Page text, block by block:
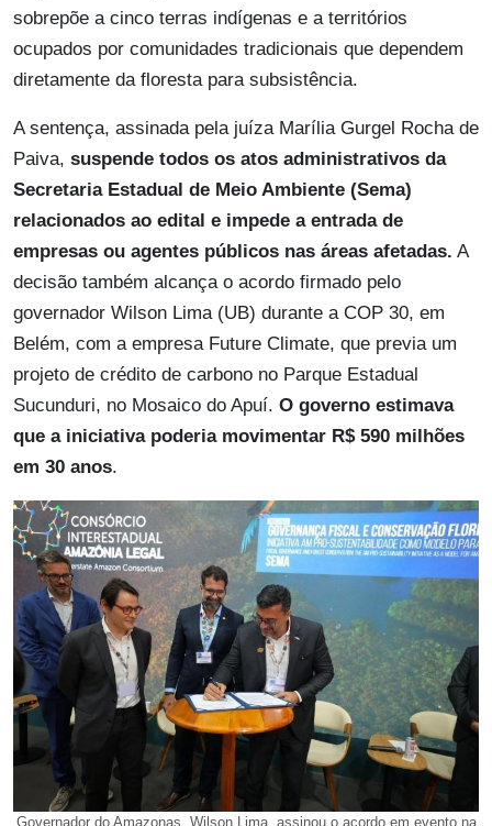
sobrepõe a cinco terras indígenas e a territórios
ocupados por comunidades tradicionais que dependem
diretamente da floresta para subsistência.
A sentença, assinada pela juíza Marília Gurgel Rocha de
Paiva, suspende todos os atos administrativos da
Secretaria Estadual de Meio Ambiente (Sema)
relacionados ao edital e impede a entrada de
empresas ou agentes públicos nas áreas afetadas. A
decisão também alcança o acordo firmado pelo
governador Wilson Lima (UB) durante a COP 30, em
Belém, com a empresa Future Climate, que previa um
projeto de crédito de carbono no Parque Estadual
Sucunduri, no Mosaico do Apuí. O governo estimava
que a iniciativa poderia movimentar R$ 590 milhões
em 30 anos.
Governador do Amazonas, Wilson Lima, assinou o acordo em evento na